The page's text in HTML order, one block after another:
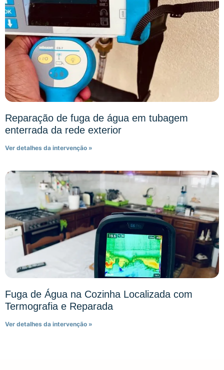
Reparação de fuga de água em tubagem
enterrada da rede exterior
Ver detalhes da intervenção »
Fuga de Água na Cozinha Localizada com
Termografia e Reparada
Ver detalhes da intervenção »